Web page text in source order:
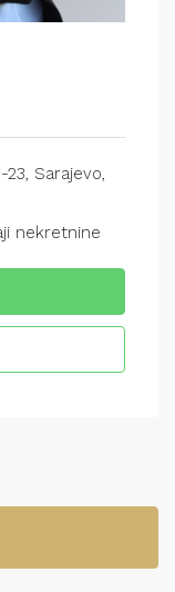
23, Sarajevo,
nekretnine